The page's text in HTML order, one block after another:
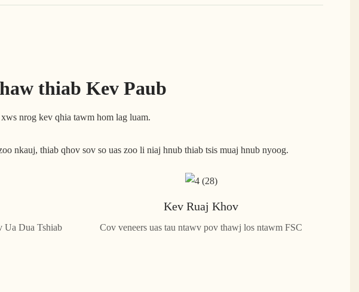
thiab Kev Paub
nrog kev qhia tawm hom lag luam.
nkauj, thiab qhov sov so uas zoo li niaj hnub thiab tsis muaj hnub nyoog.
Dua Tshiab
Kev Ruaj Khov
Cov veneers uas tau ntawv pov thawj los ntawm FSC